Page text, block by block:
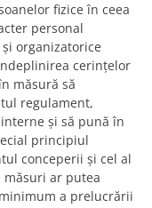
fizice în ceea
personal
organizatorice
cerințelor
măsură să
regulament,
și să pună în
principiul
conceperii și cel al
ar putea
a prelucrării